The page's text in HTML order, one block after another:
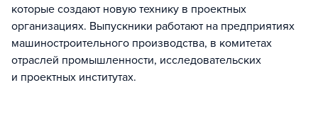
которые создают новую технику в проектных
организациях. Выпускники работают на предприятиях
машиностроительного производства, в комитетах
отраслей промышленности, исследовательских
и проектных институтах.